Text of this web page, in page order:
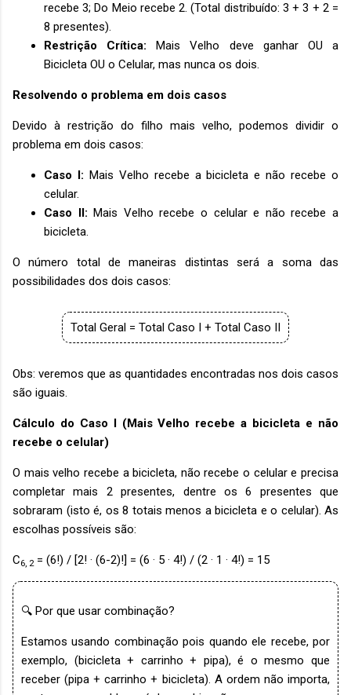
recebe 3; Do Meio recebe 2. (Total distribuído: 3 + 3 + 2 =
8 presentes).
Restrição Crítica: Mais Velho deve ganhar OU a
Bicicleta OU o Celular, mas nunca os dois.
Resolvendo o problema em dois casos
Devido à restrição do filho mais velho, podemos dividir o
problema em dois casos:
Caso I: Mais Velho recebe a bicicleta e não recebe o
celular.
Caso II: Mais Velho recebe o celular e não recebe a
bicicleta.
O número total de maneiras distintas será a soma das
possibilidades dos dois casos:
Total Geral = Total Caso I + Total Caso II
Obs: veremos que as quantidades encontradas nos dois casos
são iguais.
Cálculo do Caso I (Mais Velho recebe a bicicleta e não
recebe o celular)
O mais velho recebe a bicicleta, não recebe o celular e precisa
completar mais 2 presentes, dentre os 6 presentes que
sobraram (isto é, os 8 totais menos a bicicleta e o celular). As
escolhas possíveis são:
C6, 2 = (6!) / [2! · (6-2)!] = (6 · 5 · 4!) / (2 · 1 · 4!) = 15
🔍 Por que usar combinação?
Estamos usando combinação pois quando ele recebe, por
exemplo, (bicicleta + carrinho + pipa), é o mesmo que
receber (pipa + carrinho + bicicleta). A ordem não importa,